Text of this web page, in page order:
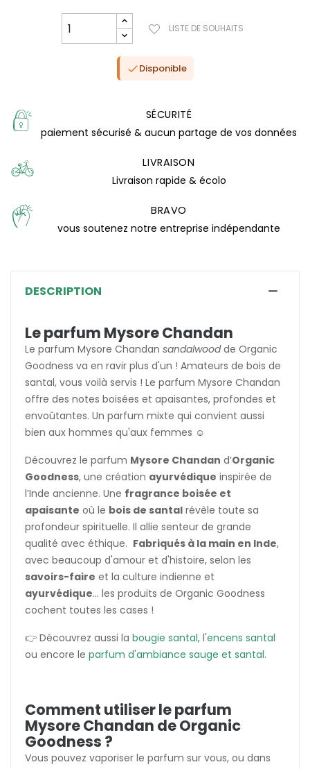
(3 avis)
LISTE DE SOUHAITS
Disponible
SÉCURITÉ
paiement sécurisé & aucun partage de vos données
LIVRAISON
Livraison rapide & écolo
BRAVO
vous soutenez notre entreprise indépendante
DESCRIPTION
Le parfum Mysore Chandan
Le parfum Mysore Chandan sandalwoodde Organic
Goodness va en ravir plus d'un ! Amateurs de bois de
santal, vous voilà servis ! Le parfum Mysore Chandan
offre des notes boisées et apaisantes, profondes et
envoûtantes. Un parfum mixte qui convient aussi
bien aux hommes qu'aux femmes ☺️
Découvrez le parfum Mysore Chandan d’Organic
Goodness, une création ayurvédique inspirée de
l’Inde ancienne. Une fragrance boisée et
apaisante où le bois de santal révèle toute sa
profondeur spirituelle. Il allie senteur de grande
qualité avec éthique. Fabriqués à la main en Inde,
avec beaucoup d'amour et d'histoire, selon les
savoirs-faire et la culture indienne et
ayurvédique... les produits de Organic Goodness
cochent toutes les cases !
👉 Découvrez aussi la bougie santal, l'encens santal
ou encore le parfum d'ambiance sauge et santal.
Comment utiliser le parfum
Mysore Chandan de Organic
Goodness ?
Vous pouvez vaporiser le parfum sur vous, ou dans